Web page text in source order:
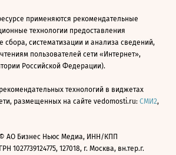
применяются рекомендательные
технологии предоставления
систематизации и анализа сведений,
пользователей сети «Интернет»,
Российской Федерации).
технологий в виджетах
размещенных на сайте vedomosti.ru: СМИ2,
АО Бизнес Ньюс Медиа, ИНН/КПП
1027739124775, 127018, г. Москва, вн.тер.г.